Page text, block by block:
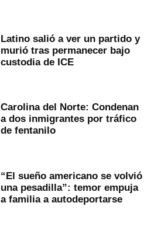
Latino salió a ver un partido y
murió tras permanecer bajo
custodia de ICE
Carolina del Norte: Condenan
a dos inmigrantes por tráfico
de fentanilo
“El sueño americano se volvió
una pesadilla”: temor empuja
a familia a autodeportarse